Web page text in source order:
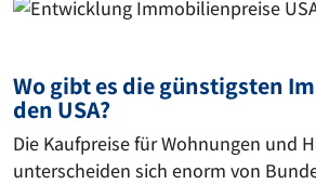
Wo gibt es die günstigsten
den USA?
Die Kaufpreise für Wohnungen und
unterscheiden sich enorm von